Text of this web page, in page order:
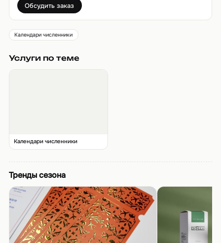
Обсудить заказ
Календари численники
Услуги по теме
Календари численники
Тренды сезона